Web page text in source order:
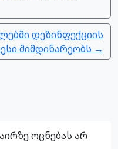
დეზინფექციის
მიმდინარეობს →
ოცნებას არ